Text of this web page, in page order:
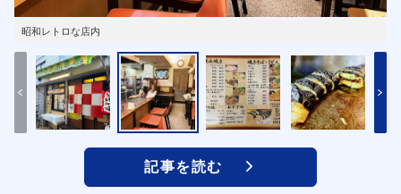
昭和レトロな店内
記事を読む